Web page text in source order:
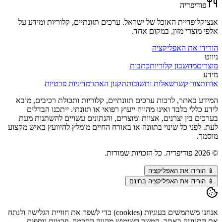
פודיפדיה
אנציקלופדיית האוכל של ישראל. ערכים תזונתיים, קלוריות ומידע על
אלפי מוצרי מזון, במקום אחד.
הורידו את האפליקציה
ניווט
מוצריםמחשבון קלוריותכתבות
מידע
אודותצור קשרשאלות ותשובותתקנון האתרמדיניות פרטיות
המידע באתר, לרבות ערכים תזונתיים, קלוריות ותכולת רכיבים, מובא
לידע כללי בלבד ואינו מהווה ייעוץ רפואי או תזונתי. ייתכנו הבדלים
בערכים בין יצרנים, אצוות ומוצרים, והנתונים עשויים להשתנות מעת
לעת. לפני כל שינוי בתזונה או באורח החיים מומלץ להיוועץ באיש מקצוע
מוסמך.
©
2026 פודיפדיה. כל הזכויות שמורות.
📱 הורידו את האפליקציה
📱 הורידו את האפליקציה בחינם
אנחנו משתמשים בעוגיות (cookies) כדי לשפר את חוויית הגלישה ולנתח